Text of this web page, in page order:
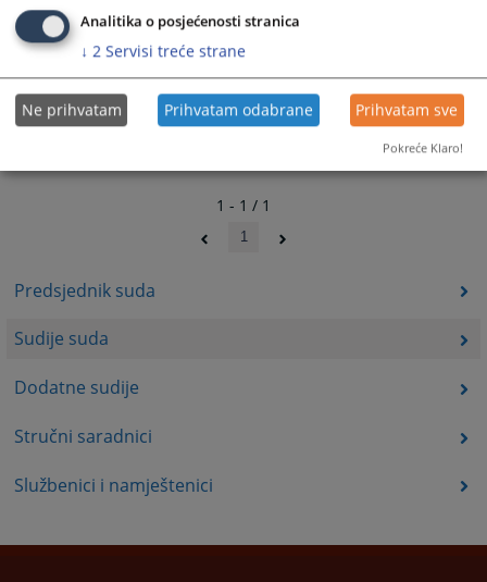
Predsjednik suda
Sudije suda
Dodatne sudije
Stručni saradnici
Službenici i namještenici
dates.
dates.
1 - 1 / 1
1
Analitika o posjećenosti stranica
↓ 2 Servisi treće strane
Ne prihvatam Prihvatam odabrane Prihvatam sve
Pokreće Klaro!